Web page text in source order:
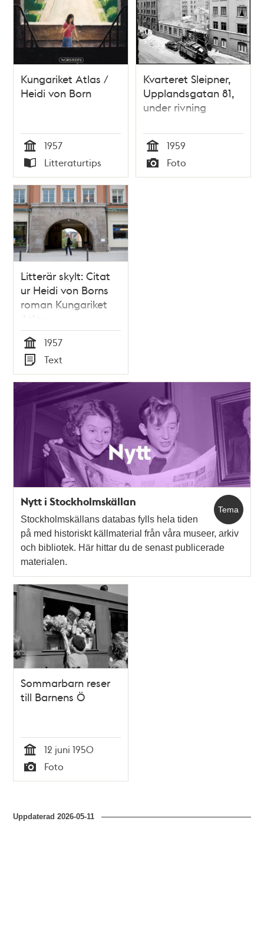
Kungariket Atlas /
Heidi von Born
Tid
1957
Typ
Litteraturtips
Kvarteret Sleipner,
Upplandsgatan 81,
under rivning
Tid
1959
Typ
Foto
Litterär skylt: Citat
ur Heidi von Borns
roman Kungariket
Atlas
Tid
1957
Typ
Text
Tema
Nytt i Stockholmskällan
Stockholmskällans databas fylls hela tiden
på med historiskt källmaterial från våra museer, arkiv
och bibliotek. Här hittar du de senast publicerade
materialen.
Sommarbarn reser
till Barnens Ö
Tid
12 juni 1950
Typ
Foto
Uppdaterad2026-05-11